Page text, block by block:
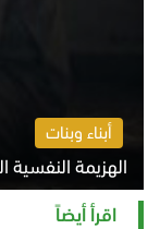
أبناء وبنات
الهزيمة
الخميس 6 أغسطس 2026 11:12 ص
اقرأ أيضاً